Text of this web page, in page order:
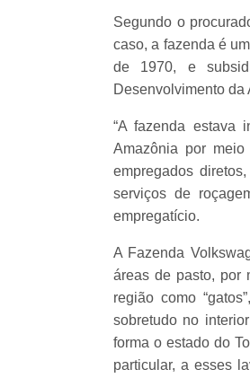
Segundo o
caso, a fazenda é
de 1970, e
Desenvolvimento da
“A fazenda estava
Amazônia por
empregados
serviços de
empregatício.
A Fazenda
áreas de pasto, por
região como
sobretudo no
forma o estado do
particular, a esses